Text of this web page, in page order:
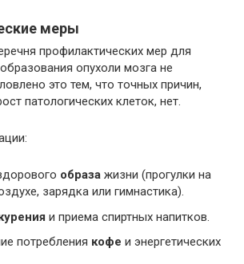
меры
профилактических мер для
опухоли мозга не
это тем, что точных причин,
патологических клеток, нет.
образа жизни (прогулки на
зарядка или гимнастика).
и приема спиртных напитков.
потребления кофе и энергетических